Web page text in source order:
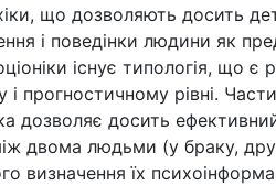
що дозволяють досить
і поведінки людини як
існує типологія, що
прогностичному рівні.
дозволяє досить
двома людьми (у браку,
визначення їх